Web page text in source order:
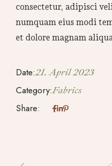
consectetur, adipisci
numquam eius modi
et dolore magnam
Date:21. April 2023
Category:Fabrics
Share: